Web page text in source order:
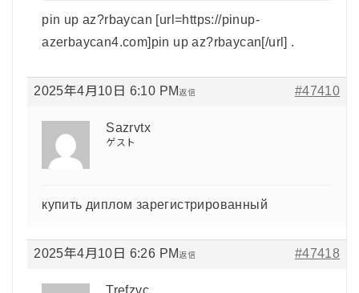
pin up az?rbaycan [url=https://pinup-
azerbaycan4.com]pin up az?rbaycan[/url] .
2025年4月10日 6:10 PM #47410
返信
Sazrvtx
ゲスト
купить диплом зарегистрированный
2025年4月10日 6:26 PM #47418
返信
Trefzvc